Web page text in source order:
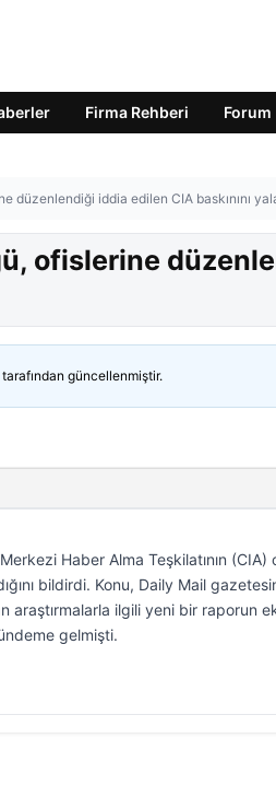
Firma Rehberi Forum
düzenlendiği iddia edilen CIA baskınını
ofislerine
tarafından güncellenmiştir.
Haber Alma Teşkilatının (CIA)
bildirdi. Konu, Daily Mail
araştırmalarla ilgili yeni bir raporun
gelmişti.